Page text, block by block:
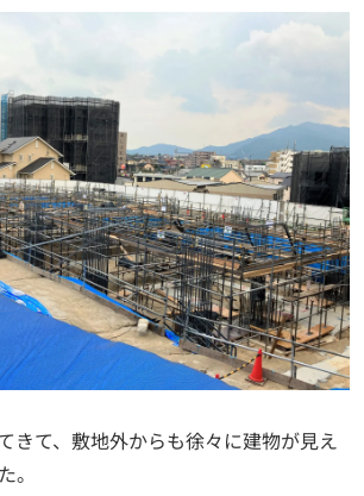
きて、敷地外からも徐々に建物が見え
。